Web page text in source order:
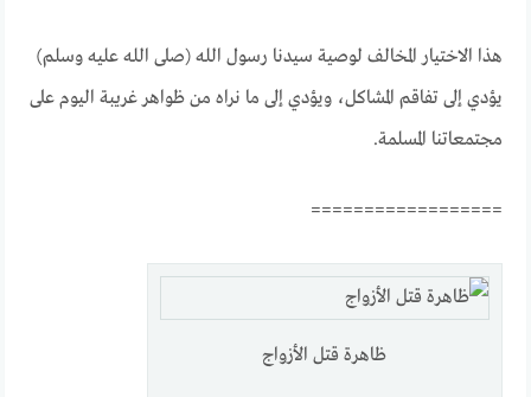
هذا الاختيار المخالف لوصية سيدنا رسول الله (صلى الله عليه وسلم)
يؤدي إلى تفاقم المشاكل، ويؤدي إلى ما نراه من ظواهر غريبة اليوم على
مجتمعاتنا المسلمة.
==================
ظاهرة قتل الأزواج